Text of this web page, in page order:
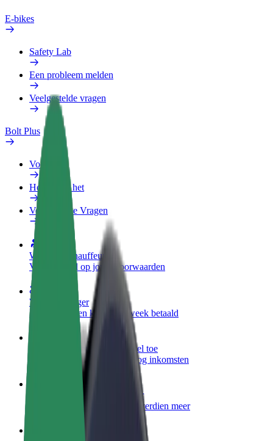
E-bikes
Safety Lab
Een probleem melden
Veelgestelde vragen
Bolt Plus
Voordelen
Hoe werkt het
Veelgestelde Vragen
Word een chauffeur
Verdien geld op jouw voorwaarden
Wordt bezorger
Bezorg eten en krijg elke week betaald
Voeg een restaurant of winkel toe
Krijg meer klanten en verhoog inkomsten
Meld je aan als Fleet-eigenaar
Voeg je fleet toe aan Bolt en verdien meer